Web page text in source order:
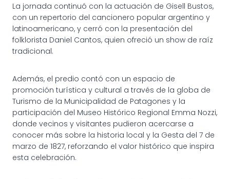
La jornada continuó con la actuación de Gisell Bustos,
con un repertorio del cancionero popular argentino y
latinoamericano, y cerró con la presentación del
folklorista Daniel Cantos, quien ofreció un show de raíz
tradicional.
Además, el predio contó con un espacio de
promoción turística y cultural a través de la globa de
Turismo de la Municipalidad de Patagones y la
participación del Museo Histórico Regional Emma Nozzi,
donde vecinos y visitantes pudieron acercarse a
conocer más sobre la historia local y la Gesta del 7 de
marzo de 1827, reforzando el valor histórico que inspira
esta celebración.